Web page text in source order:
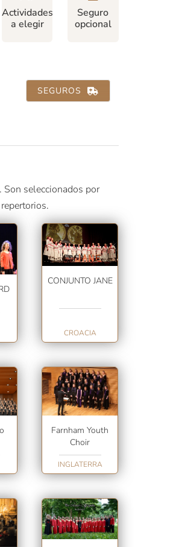
Actividades
a elegir
Seguro
opcional
SEGUROS
Son seleccionados por
CONJUNTO JANE
CROACIA
Farnham Youth
Choir
INGLATERRA